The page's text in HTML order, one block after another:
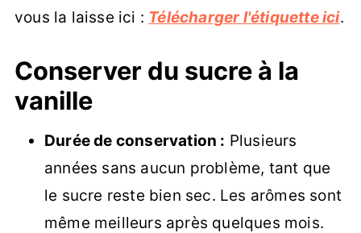
vous la laisse ici : Télécharger l'étiquette ici.
Conserver du sucre à la
vanille
Durée de conservation : Plusieurs
années sans aucun problème, tant que
le sucre reste bien sec. Les arômes sont
même meilleurs après quelques mois.